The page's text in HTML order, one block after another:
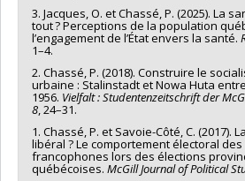
3. Jacques, O. et Chassé, P. (2025). La
tout ? Perceptions de la population
l’engagement de l’État envers la santé.
1–4.
2. Chassé, P. (2018). Construire le
urbaine : Stalinstadt et Nowa Huta
1956. Vielfalt : Studentenzeitschrift der
8 , 24–31.
1. Chassé, P. et Savoie-Côté, C. (2017).
libéral ? Le comportement électoral
francophones lors des élections
québécoises. McGill Journal of Political